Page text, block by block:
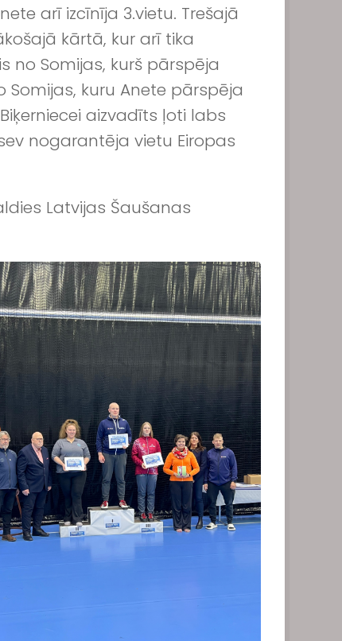
arī izcīnīja 3.vietu. Trešajā
kārtā, kur arī tika
no Somijas, kurš pārspēja
kuru Anete pārspēja
aizvadīts ļoti labs
nogarantēja vietu Eiropas
Latvijas Šaušanas